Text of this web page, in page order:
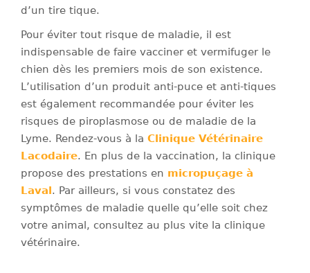
d’un tire tique.
Pour éviter tout risque de maladie, il est
indispensable de faire vacciner et vermifuger le
chien dès les premiers mois de son existence.
L’utilisation d’un produit anti-puce et anti-tiques
est également recommandée pour éviter les
risques de piroplasmose ou de maladie de la
Lyme. Rendez-vous à la Clinique Vétérinaire
Lacodaire. En plus de la vaccination, la clinique
propose des prestations en micropuçage à
Laval. Par ailleurs, si vous constatez des
symptômes de maladie quelle qu’elle soit chez
votre animal, consultez au plus vite la clinique
vétérinaire.